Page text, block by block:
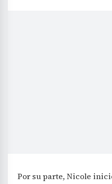
Por su parte, Nicole